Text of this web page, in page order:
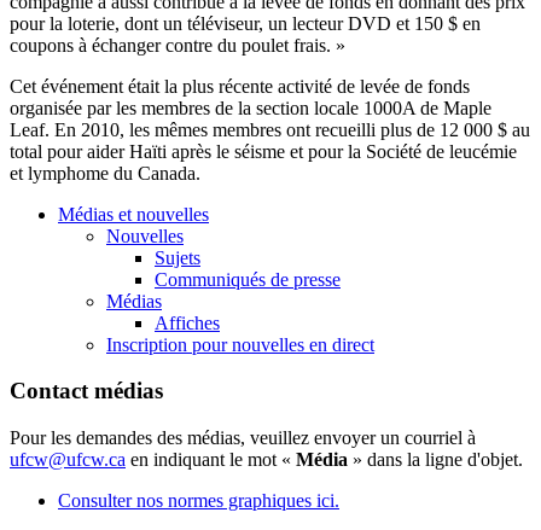
pour la loterie, dont un téléviseur, un lecteur DVD et 150 $ en
coupons à échanger contre du poulet frais. »
Cet événement était la plus récente activité de levée de fonds
organisée par les membres de la section locale 1000A de Maple
Leaf. En 2010, les mêmes membres ont recueilli plus de 12 000 $ au
total pour aider Haïti après le séisme et pour la Société de leucémie
et lymphome du Canada.
Médias et nouvelles
Nouvelles
Sujets
Communiqués de presse
Médias
Affiches
Inscription pour nouvelles en direct
Contact médias
Pour les demandes des médias, veuillez envoyer un courriel à
ufcw@ufcw.ca en indiquant le mot « Média » dans la ligne d'objet.
Consulter nos normes graphiques ici.